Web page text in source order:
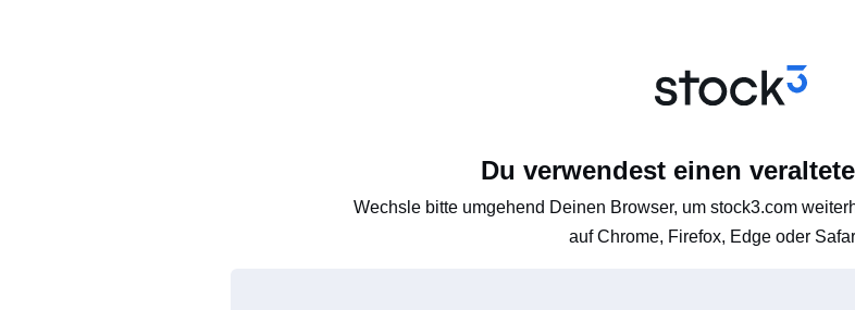
Du verwendest einen
Wechsle bitte umgehend Deinen Browser, um stock3.com
auf Chrome, Firefox, Edge oder